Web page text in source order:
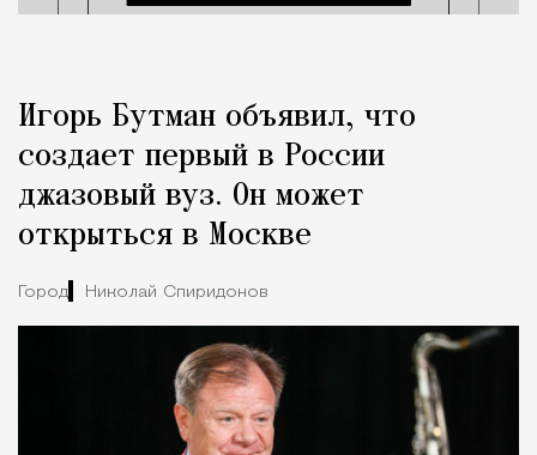
Игорь Бутман объявил, что
создает первый в России
джазовый вуз. Он может
открыться в Москве
Город Николай Спиридонов